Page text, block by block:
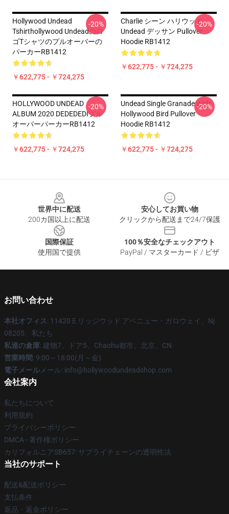
Hollywood Undead
Tshirthollywood Undeadのロ
ゴTシャツのプルオーバーの
パーカーRB1412
￥622,775 - ￥724,275
-20%
Charlie シーン ハリウッド
Undead デッサン Pullover
Hoodie RB1412
￥622,775 - ￥724,275
-20%
HOLLYWOOD UNDEAD
ALBUM 2020 DEDEDEDIプル
オーバーパーカーRB1412
￥622,775 - ￥724,275
-20%
Undead Single Granade With
Hollywood Bird Pullover
Hoodie RB1412
￥622,775 - ￥724,275
-20%
世界中に配送
200カ国以上に配送
安心してお買い物
クリックから配送まで24/7保護
国際保証
使用国で提供
100％安全なチェックアウト
PayPal / マスターカード / ビザ
お問い合わせ
本社オフィス: 11420 E リッジウッド アベニュー・ガロウェイ、Nj
08205、私たち
私達の倉庫: 建物7、ドア5、Chaohu都市、北京、CN
営業時間: 9:00～18:00(月～金)
電子メール メール: info@hollywoodundeadshop.com
会社案内
私たちについて
利用規約
プライバシーポリシー
DMCA - 著作権ポリシー
カリフォルニアSB657: サプライチェーンの透明性法
当社のサポート
配送&配送ポリシー
支払条件
返品・返金ポリシー